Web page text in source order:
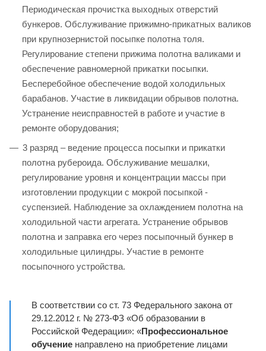
Периодическая прочистка выходных отверстий
бункеров. Обслуживание прижимно-прикатных валиков
при крупнозернистой посыпке полотна толя.
Регулирование степени прижима полотна валиками и
обеспечение равномерной прикатки посыпки.
Бесперебойное обеспечение водой холодильных
барабанов. Участие в ликвидации обрывов полотна.
Устранение неисправностей в работе и участие в
ремонте оборудования;
3 разряд – ведение процесса посыпки и прикатки
полотна рубероида. Обслуживание мешалки,
регулирование уровня и концентрации массы при
изготовлении продукции с мокрой посыпкой -
суспензией. Наблюдение за охлаждением полотна на
холодильной части агрегата. Устранение обрывов
полотна и заправка его через посыпочный бункер в
холодильные цилиндры. Участие в ремонте
посыпочного устройства.
В соответствии со ст. 73 Федерального закона от
29.12.2012 г. № 273-ФЗ «Об образовании в
Российской Федерации»: «Профессиональное
обучение направлено на приобретение лицами